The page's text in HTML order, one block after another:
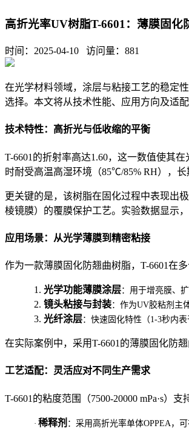
高折光率UV树脂T-6601：薄膜固化
时间：2025-04-10 访问量： 881
在光学材料领域，涂层与粘接工艺的稳定
选择。本文将从技术性能、应用方向及适
技术特性：高折光与低收缩的平衡
T-6601的折射率高达1.60，这一数值使其
时耐受高温高湿环境（85℃/85% RH），长
更关键的是，该树脂在固化过程中表现出
棱镜膜）的覆膜保护工艺。实验数据显示
应用场景：从光学薄膜到精密粘接
作为一款薄膜固化防翘曲树脂，T-6601在
1. 光学功能薄膜涂层：用于增亮膜、
2. 镜头粘接与封装：作为UV胶粘剂主
3. 光纤涂层：快速固化特性（1-3秒内
在实际案例中，采用T-6601的薄膜固化防
工艺适配：灵活应对不同生产需求
T-6601的粘度范围（7500-20000 mPa·s）
· 稀释剂 ：采用高折光率单体OPPEA，